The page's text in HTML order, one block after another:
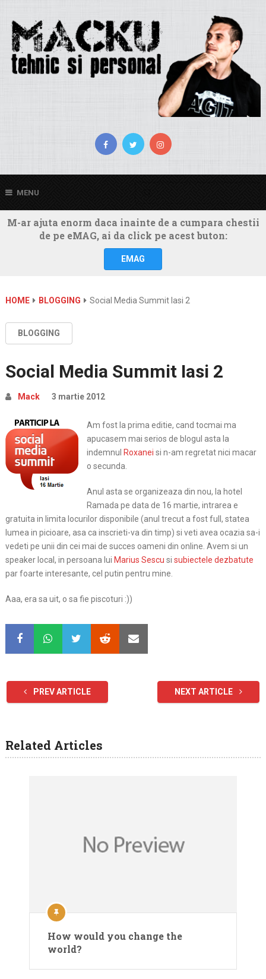
MENU
M-ar ajuta enorm daca inainte de a cumpara chestii
de pe eMAG, ai da click pe acest buton:
EMAG
HOME BLOGGING Social Media Summit Iasi 2
BLOGGING
Social Media Summit Iasi 2
Mack 3 martie 2012
Am fost la prima editie, cand tocmai ma
apucasem mai serios de blogul asta la
indemnul Roxanei si n-am regretat nici macar
o secunda.
Anul asta se organizeaza din nou, la hotel
Ramada pe data de 16 martie, intrarea e
gratuita in limita locurilor disponibile (anul trecut a fost full, statea
lumea in picioare, asa ca inscrieti-va din timp) si veti avea ocazia sa-i
vedeti pe unii din cei mai de succes oameni din online. Avem si un
speaker local, in persoana lui Marius Sescu si subiectele dezbatute
par foarte interesante, cel putin pentru mine.
Aaa, era sa uit, o sa fie piscoturi :))
PREV ARTICLE NEXT ARTICLE
Related Articles
How would you change the
world?